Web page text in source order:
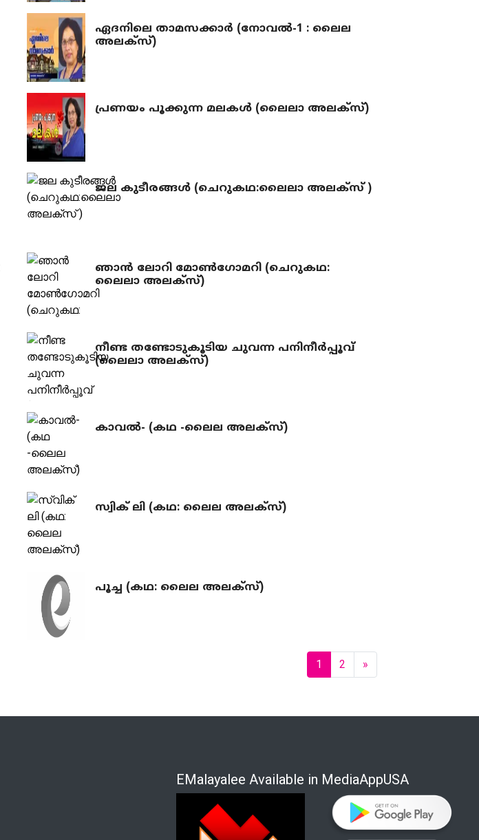
ഏദനിലെ താമസക്കാർ (നോവല്‍-1 : ലൈല
അലക്‌സ്)
പ്രണയം പൂക്കുന്ന മലകൾ (ലൈലാ അലക്സ്)
ജല കുടീരങ്ങൾ (ചെറുകഥ:ലൈലാ അലക്സ് )
ഞാന്‍ ലോറി മോണ്‍ഗോമറി (ചെറുകഥ:
ലൈലാ അലക്‌സ്)
നീണ്ട തണ്ടോടുകൂടിയ ചുവന്ന പനിനീര്‍പ്പൂവ്
(ലൈലാ അലക്‌സ്)
കാവല്‍- (കഥ -ലൈല അലക്‌സ്)
സ്വിക് ലി (കഥ: ലൈല അലക്‌സ്)
പൂച്ച (കഥ: ലൈല അലക്‌സ്)
1 (current)
2 »
EMalayalee Available in MediaAppUSA